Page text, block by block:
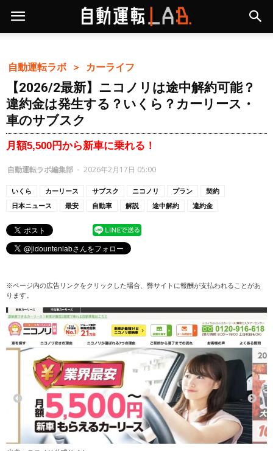
自動運転ラボ ＞ カーライフ
【2026/2最新】ニコノリは途中解約可能？
違約金は発生する？いくら？カーリース・
車のサブスク
月額5,500円から新車に乗れる！
自動運転ラボ編集部 - 2026年2月17日 05:00
いくら カーリース サブスク ニコノリ プラン
契約
日本ニュース
最安 自動車 解説 途中解約 違約金
※ページ内の広告リンクをクリックした場合、弊サイトに報酬が支払われることがあ
ります。